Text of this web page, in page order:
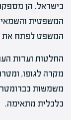
בישראל. הן
המשפטית
המשפט לפתח את
החלטות ועדות
מקרה לגופו,
משמשות כברומטר
כלכלית מתאימה.